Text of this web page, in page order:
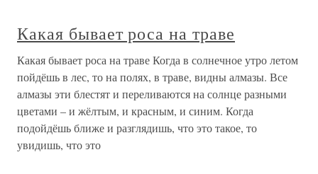
Какая бывает роса на траве
Какая бывает роса на траве Когда в солнечное утро летом
пойдёшь в лес, то на полях, в траве, видны алмазы. Все
алмазы эти блестят и переливаются на солнце разными
цветами – и жёлтым, и красным, и синим. Когда
подойдёшь ближе и разглядишь, что это такое, то
увидишь, что это